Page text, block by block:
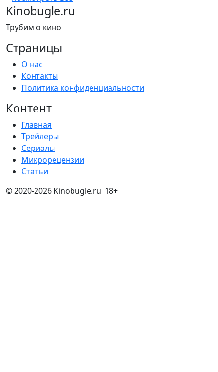
Kinobugle.ru
Трубим о кино
Страницы
О нас
Контакты
Политика конфиденциальности
Контент
Главная
Трейлеры
Сериалы
Микрорецензии
Статьи
© 2020-2026 Kinobugle.ru 18+